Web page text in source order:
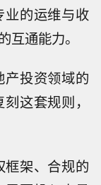
业的运维与收
互通能力。
投资领域的
这套规则，
框架、合规的